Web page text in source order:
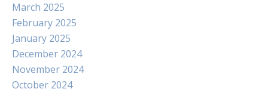
March 2025
February 2025
January 2025
December 2024
November 2024
October 2024